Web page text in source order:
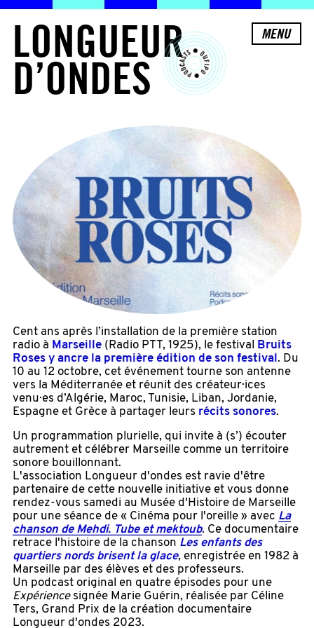
LONGUEUR
D’ONDES
MENU
Cent ans après l’installation de la première station
radio à Marseille (Radio PTT, 1925), le festival
Bruits
Roses y ancre la première édition de son festival. Du
10 au 12 octobre, cet événement tourne son antenne
vers la Méditerranée et réunit des créateur·ices
venu·es d’Algérie, Maroc, Tunisie, Liban, Jordanie,
Espagne et Grèce à partager leurs récits sonores.
Un programmation plurielle, qui invite à (s’) écouter
autrement et célébrer Marseille comme un territoire
sonore bouillonnant.
L'association Longueur d'ondes est ravie d'être
partenaire de cette nouvelle initiative et vous donne
rendez-vous samedi au Musée d'Histoire de Marseille
pour une séance de « Cinéma pour l'oreille » avec La
chanson de Mehdi. Tube et mektoub. Ce documentaire
retrace l'histoire de la chanson Les enfants des
quartiers nords brisent la glace, enregistrée en 1982 à
Marseille par des élèves et des professeurs.
Un podcast original en quatre épisodes pour une
Expériencesignée Marie Guérin, réalisée par Céline
Ters, Grand Prix de la création documentaire
Longueur d'ondes 2023.